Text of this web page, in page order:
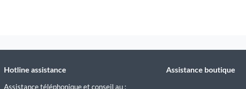
Hotline assistance
Assistance téléphonique et conseil au :
Assistance boutique